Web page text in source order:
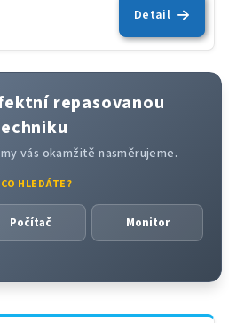
Detail
repasovanou
vás okamžitě nasměrujeme.
HLEDÁTE?
Počítač Monitor